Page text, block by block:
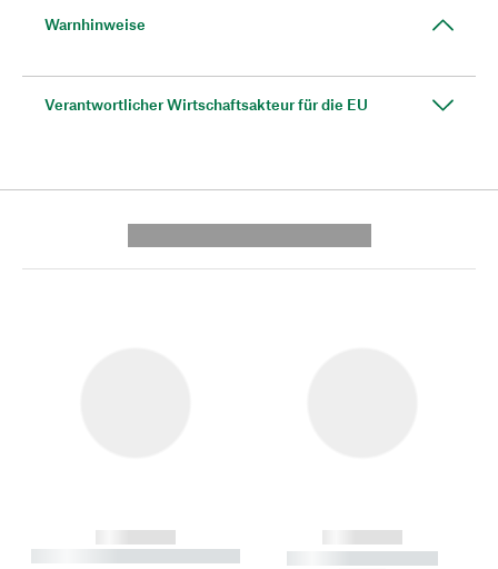
Warnhinweise
Verantwortlicher Wirtschaftsakteur für die EU
------------
----------- ----------- --------
------------
----------- -----------